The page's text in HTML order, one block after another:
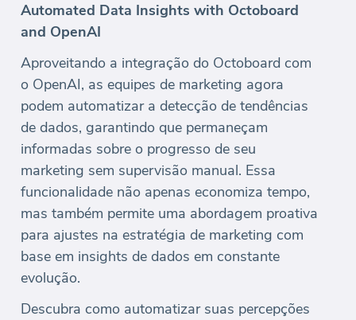
Automated Data Insights with Octoboard
and OpenAI
Aproveitando a integração do Octoboard com
o OpenAI, as equipes de marketing agora
podem automatizar a detecção de tendências
de dados, garantindo que permaneçam
informadas sobre o progresso de seu
marketing sem supervisão manual. Essa
funcionalidade não apenas economiza tempo,
mas também permite uma abordagem proativa
para ajustes na estratégia de marketing com
base em insights de dados em constante
evolução.
Descubra como automatizar suas percepções